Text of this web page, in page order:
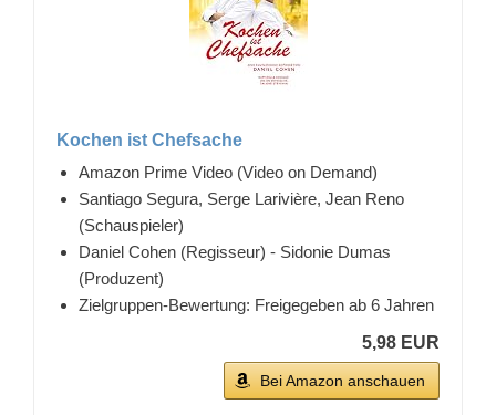
Kochen ist Chefsache
Amazon Prime Video (Video on Demand)
Santiago Segura, Serge Larivière, Jean Reno
(Schauspieler)
Daniel Cohen (Regisseur) - Sidonie Dumas
(Produzent)
Zielgruppen-Bewertung: Freigegeben ab 6 Jahren
5,98 EUR
Bei Amazon anschauen